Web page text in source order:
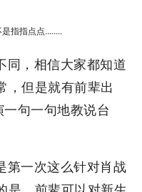
同，相信大家都知道
，但是就有前辈出
句一句地教说台
第一次这么针对肖战